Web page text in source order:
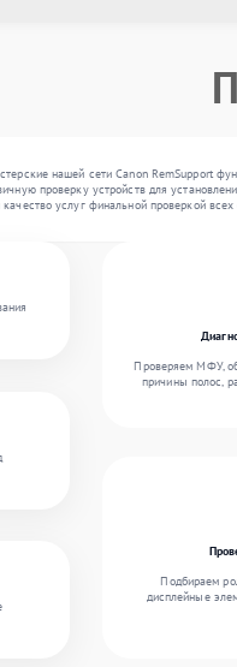
нашей сети Canon RemSupport
проверку устройств для
услуг финальной проверкой
Проверяем МФУ,
причины полос,
Подбираем
дисплейные